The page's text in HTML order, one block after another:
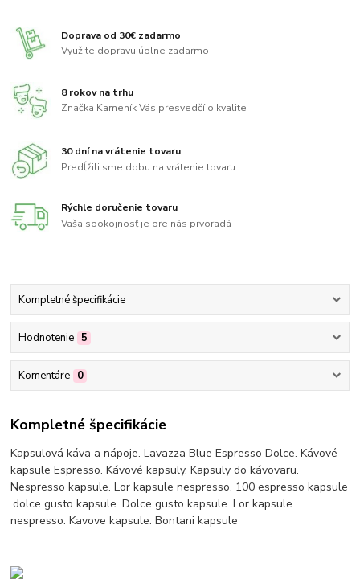
Doprava od 30€ zadarmo
Využite dopravu úplne zadarmo
8 rokov na trhu
Značka Kameník Vás presvedčí o kvalite
30 dní na vrátenie tovaru
Predĺžili sme dobu na vrátenie tovaru
Rýchle doručenie tovaru
Vaša spokojnosť je pre nás prvoradá
Kompletné špecifikácie
Hodnotenie 5
Komentáre 0
Kompletné špecifikácie
Kapsulová káva a nápoje. Lavazza Blue Espresso Dolce. Kávové
kapsule Espresso. Kávové kapsuly. Kapsuly do kávovaru.
Nespresso kapsule. Lor kapsule nespresso. 100 espresso kapsule
.dolce gusto kapsule. Dolce gusto kapsule. Lor kapsule
nespresso. Kavove kapsule. Bontani kapsule